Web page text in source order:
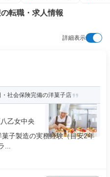
転職・求人情報
詳細表示
社会保険完備の洋菓子店
乙女中央
子製造の実務経験（目安2年
...